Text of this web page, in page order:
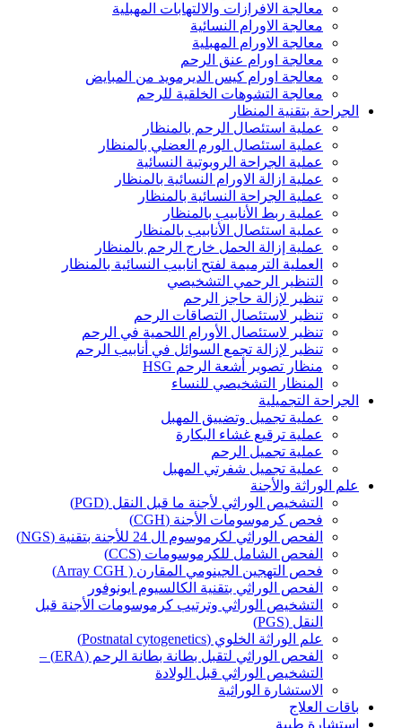
معالجة الافرازات والالتهابات المهبلية
معالجة الاورام النسائية
معالجة الاورام المهبلية
معالجة اورام عنق الرحم
معالجة اورام كيس الديرمويد من المبايض
معالجة التشوهات الخلقية للرحم
الجراحة بتقنية المنظار
عملية استئصال الرحم بالمنظار
عملية استئصال الورم العضلي بالمنظار
عملية الجراحة الروبوتية النسائية
عملية ازالة الاورام النسائية بالمنظار
عملية الجراحة النسائية بالمنظار
عملية ربط الأنابيب بالمنظار
عملية استئصال الأنابيب بالمنظار
عملية إزالة الحمل خارج الرحم بالمنظار
العملية الترميمة لفتح انابيب النسائية بالمنظار
التنظير الرحمي التشخيصي
تنظير لإزالة حاجز الرحم
تنظير لاستئصال التصاقات الرحم
تنظير لاستئصال الأورام اللحمية في الرحم
تنظير لإزالة تجمع السوائل في أنابيب الرحم
منظار تصوير أشعة الرحم HSG
المنظار التشخيصي للنساء
الجراحة التجميلية
عملية تجميل وتضييق المهبل
عملية ترقيع غشاء البكارة
عملية تجميل الرحم
عملية تجميل شفرتي المهبل
علم الوراثة والأجنة
التشخيص الوراثي لأجنة ما قبل النقل (PGD)
فحص كرموسومات الأجنة (CGH)
الفحص الوراثي لكرموسوم ال 24 للأجنة بتقنية (NGS)
الفحص الشامل للكرموسومات (CCS)
فحص التهجين الجينومي المقارن ( Array CGH)
الفحص الوراثي بتقنية الكالسيوم ايونوفور
التشخيص الوراثي وترتيب كرموسومات الأجنة قبل
النقل (PGS)
علم الوراثة الخلوي (Postnatal cytogenetics)
الفحص الوراثي لتقبل بطانة بطانة الرحم (ERA) –
التشخيص الوراثي قبل الولادة
الاستشارة الوراثية
باقات العلاج
استشارة طبية